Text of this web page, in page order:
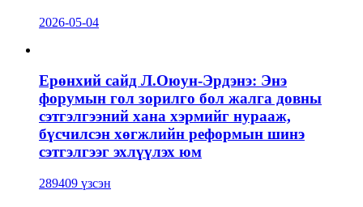
2026-05-04
Ерөнхий сайд Л.Оюун-Эрдэнэ: Энэ
форумын гол зорилго бол жалга довны
сэтгэлгээний хана хэрмийг нурааж,
бүсчилсэн хөгжлийн реформын шинэ
сэтгэлгээг эхлүүлэх юм
289409 үзсэн